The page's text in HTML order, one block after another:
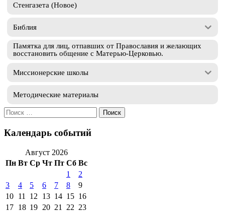
Стенгазета (Новое)
Библия
Памятка для лиц, отпавших от Православия и желающих
восстановить общение с Матерью-Церковью.
Миссионерские школы
Методические материалы
Искать:
Календарь событий
Август 2026
Пн Вт Ср Чт Пт Сб Вс
1
2
3
4 5 6 7 8
9
10 11 12 13 14 15 16
17 18 19 20 21 22 23